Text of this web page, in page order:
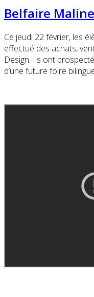
Belfaire
Ce jeudi 22 février, les
effectué des achats,
Design. Ils ont
d’une future foire